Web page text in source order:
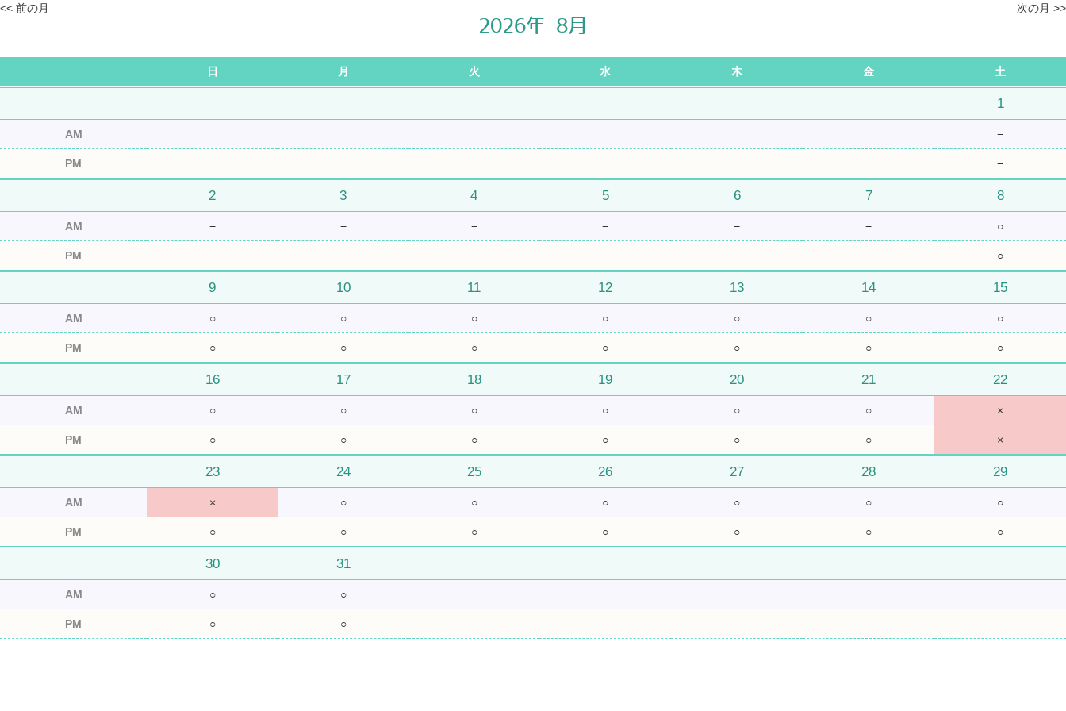
<< 前の月 次の月 >>
2026年 8月
日 月 火 水 木 金 土
1
AM −
PM −
2 3 4 5 6 7 8
AM − − − − − − ○
PM − − − − − − ○
9 10 11 12 13 14 15
AM ○ ○ ○ ○ ○ ○ ○
PM ○ ○ ○ ○ ○ ○ ○
16 17 18 19 20 21 22
AM ○ ○ ○ ○ ○ ○ ×
PM ○ ○ ○ ○ ○ ○ ×
23 24 25 26 27 28 29
AM × ○ ○ ○ ○ ○ ○
PM ○ ○ ○ ○ ○ ○ ○
30 31
AM ○ ○
PM ○ ○